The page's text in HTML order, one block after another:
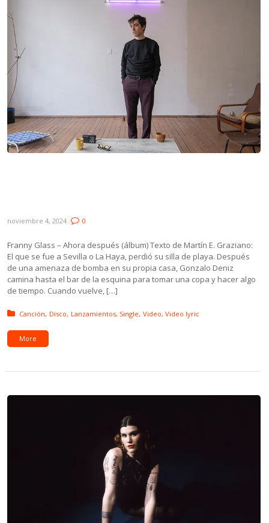
noviembre 4, 2024 0
Franny Glass – Ahora después (álbum) Texto de Martín E. Graziano:
El que se fue a Sevilla o La Haya, perdió su silla de playa. Después
de una amenaza de bomba en su propia casa, Gonzalo Deniz
camina hasta el bar de la esquina para tomar una copa y hacer algo
de tiempo. Cuando vuelve, […]
Posted in:
Canción Disco Lanzamientos Single Video Video lyric
More